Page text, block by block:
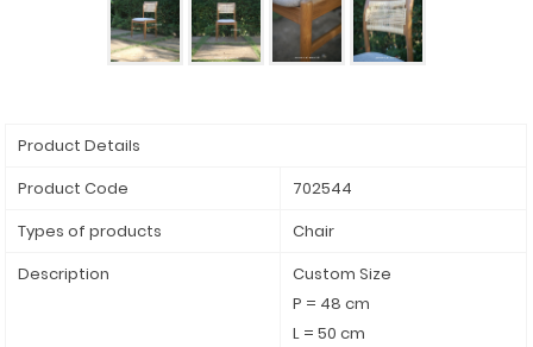
Product Details
Product Code
702544
Types of products
Chair
Description
Custom Size
P = 48 cm
L = 50 cm